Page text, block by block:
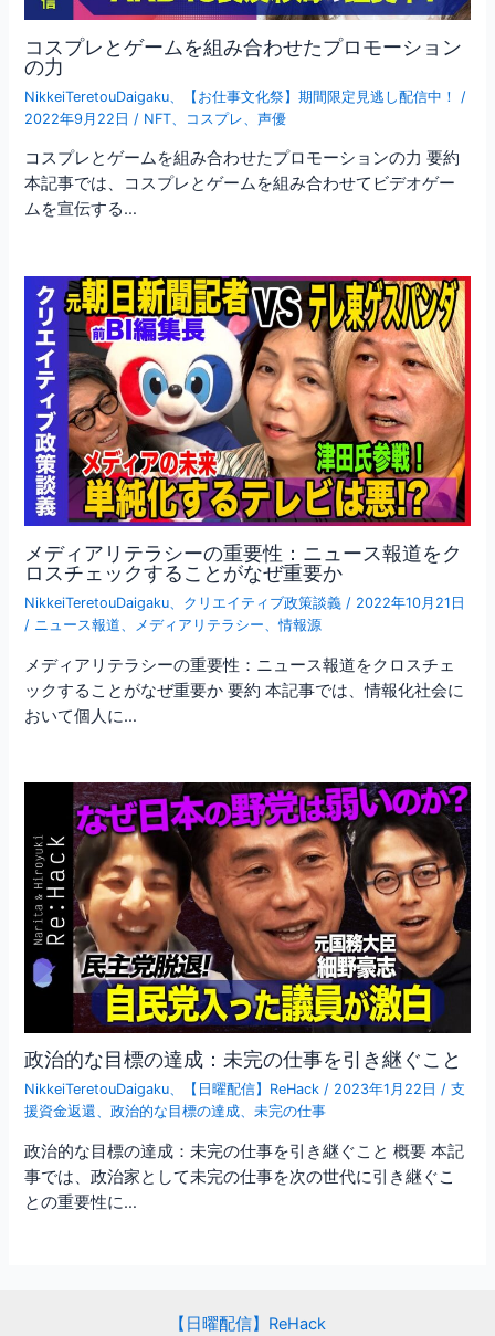
コスプレとゲームを組み合わせたプロモーション
の力
NikkeiTeretouDaigaku 【お仕事文化祭】期間限定見逃し配信中！
/
2022年9月22日 / NFT コスプレ 、声優
コスプレとゲームを組み合わせたプロモーションの力 要約
本記事では、コスプレとゲームを組み合わせてビデオゲー
ムを宣伝する…
メディアリテラシーの重要性：ニュース報道をク
ロスチェックすることがなぜ重要か
NikkeiTeretouDaigaku、 クリエイティブ政策談義 / 2022年10月21日
/ ニュース報道、 メディアリテラシー、情報源
メディアリテラシーの重要性：ニュース報道をクロスチェ
ックすることがなぜ重要か 要約 本記事では、情報化社会に
おいて個人に…
政治的な目標の達成：未完の仕事を引き継ぐこと
NikkeiTeretouDaigaku、 【日曜配信】ReHack / 2023年1月22日 /支
援資金返還、政治的な目標の達成、未完の仕事
政治的な目標の達成：未完の仕事を引き継ぐこと 概要 本記
事では、政治家として未完の仕事を次の世代に引き継ぐこ
との重要性に…
【日曜配信】ReHack